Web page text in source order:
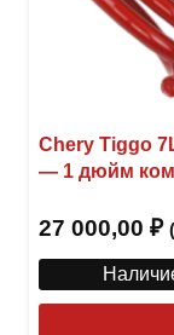
Chery Tiggo
— 1 дюйм
27 000,00 ₽